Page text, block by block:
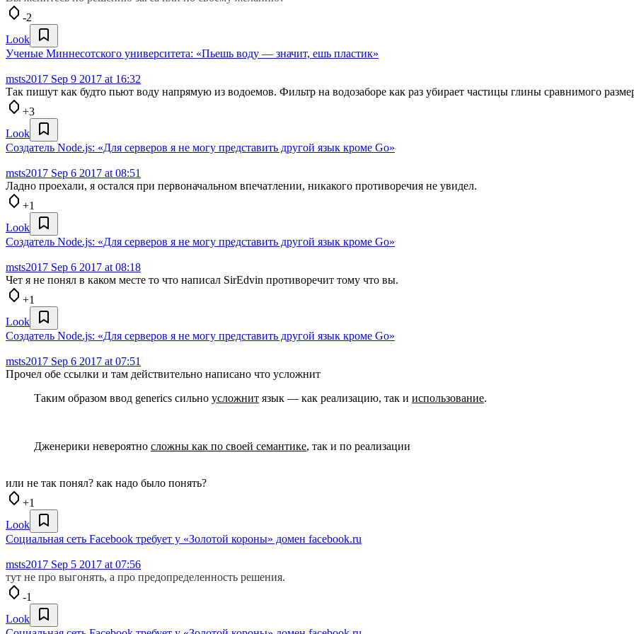
-2
Look
Ученые Миннесотского университета: «Пьешь воду — значит, ешь пластик»
msts2017 Sep 9 2017 at 16:32
Так пишут как будто пьют воду напрямую из водоемов. Фильтр на водозаборе как раз убирает частицы глины сравнимого
+3
Look
Создатель Node.js: «Для серверов я не могу представить другой язык кроме Go»
msts2017 Sep 6 2017 at 08:51
Ладно проехали, я остался при первоначальном впечатлении, никакого противоречия не увидел.
+1
Look
Создатель Node.js: «Для серверов я не могу представить другой язык кроме Go»
msts2017 Sep 6 2017 at 08:18
Чет я не понял в каком месте то что написал SirEdvin противоречит тому что вы.
+1
Look
Создатель Node.js: «Для серверов я не могу представить другой язык кроме Go»
msts2017 Sep 6 2017 at 07:51
Прочел обе ссылки и там действительно написано что усложнит
Таким образом ввод generics сильно усложнит язык — как реализацию, так и использование.
Дженерики невероятно сложны как по своей семантике, так и по реализации
или не так понял? как надо было понять?
+1
Look
Социальная сеть Facebook требует у «Золотой короны» домен facebook.ru
msts2017 Sep 5 2017 at 07:56
тут не про выгонять, а про предопределенность решения.
-1
Look